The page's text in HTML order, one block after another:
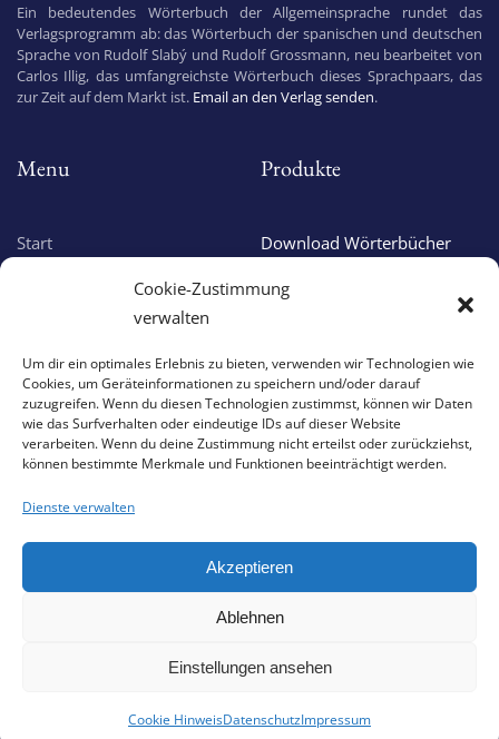
Cookie-Zustimmung
verwalten
Um dir ein optimales Erlebnis zu bieten, verwenden wir Technologien wie
Cookies, um Geräteinformationen zu speichern und/oder darauf
zuzugreifen. Wenn du diesen Technologien zustimmst, können wir Daten
wie das Surfverhalten oder eindeutige IDs auf dieser Website
verarbeiten. Wenn du deine Zustimmung nicht erteilst oder zurückziehst,
können bestimmte Merkmale und Funktionen beeinträchtigt werden.
Dienste verwalten
Akzeptieren
Ablehnen
Einstellungen ansehen
Cookie HinweisDatenschutzImpressum
Ein bedeutendes Wörterbuch der Allgemeinsprache rundet das
Verlagsprogramm ab: das Wörterbuch der spanischen und deutschen
Sprache von Rudolf Slabý und Rudolf Grossmann, neu bearbeitet von
Carlos Illig, das umfangreichste Wörterbuch dieses Sprachpaars, das
zur Zeit auf dem Markt ist. Email an den Verlag senden.
Menu
Start
Produkte
Download Wörterbücher
Service & Support
Support
Download Version
Impressum
Cookie-Hinweis
Powered byAHerchi WebDesign GmbH